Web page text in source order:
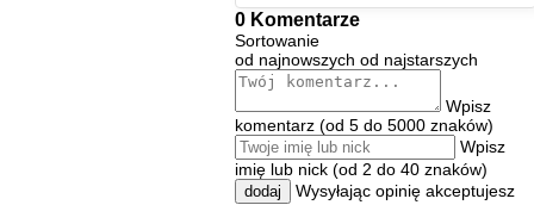
0 Komentarze
Sortowanie
od najnowszych od najstarszych
Wpisz
komentarz (od 5 do 5000 znaków)
Wpisz
imię lub nick (od 2 do 40 znaków)
dodaj
Wysyłając opinię akceptujesz